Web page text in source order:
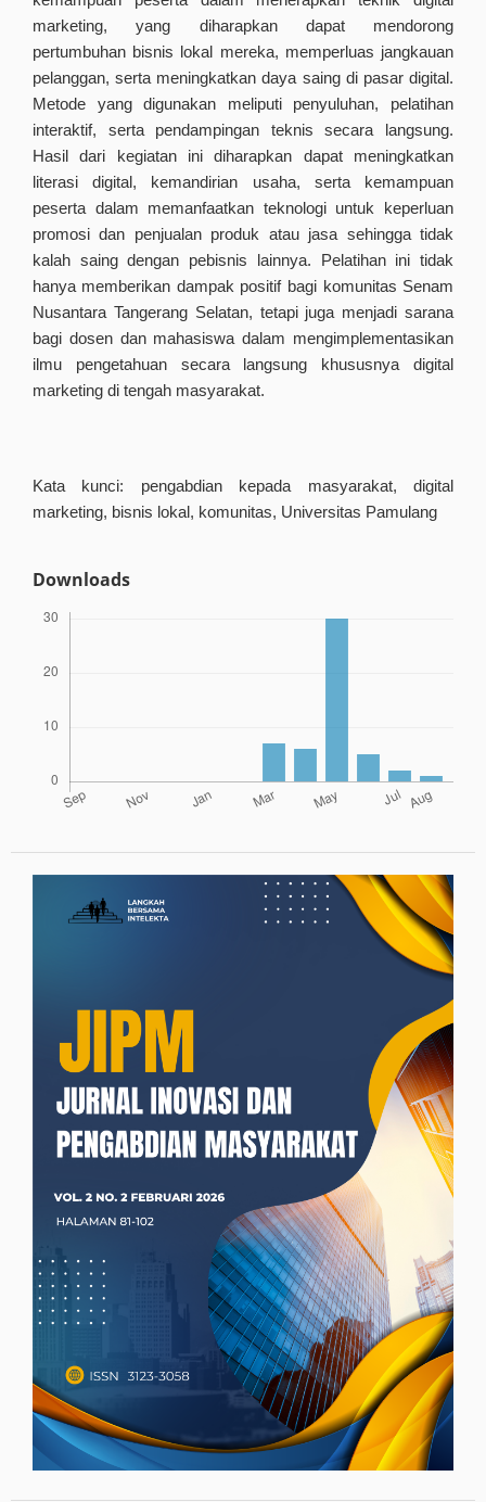
marketing, yang diharapkan dapat mendorong
pertumbuhan bisnis lokal mereka, memperluas jangkauan
pelanggan, serta meningkatkan daya saing di pasar digital.
Metode yang digunakan meliputi penyuluhan, pelatihan
interaktif, serta pendampingan teknis secara langsung.
Hasil dari kegiatan ini diharapkan dapat meningkatkan
literasi digital, kemandirian usaha, serta kemampuan
peserta dalam memanfaatkan teknologi untuk keperluan
promosi dan penjualan produk atau jasa sehingga tidak
kalah saing dengan pebisnis lainnya. Pelatihan ini tidak
hanya memberikan dampak positif bagi komunitas Senam
Nusantara Tangerang Selatan, tetapi juga menjadi sarana
bagi dosen dan mahasiswa dalam mengimplementasikan
ilmu pengetahuan secara langsung khususnya digital
marketing di tengah masyarakat.
Kata kunci: pengabdian kepada masyarakat, digital
marketing, bisnis lokal, komunitas, Universitas Pamulang
Downloads